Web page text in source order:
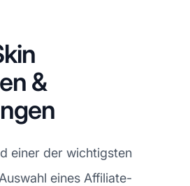
&
einer der wichtigsten
eines Affiliate-